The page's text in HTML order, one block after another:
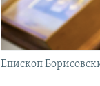
Епископ